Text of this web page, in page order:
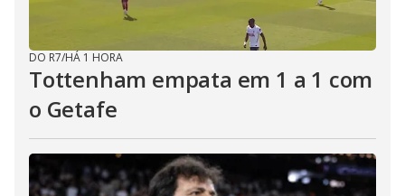
DO R7/HÁ 1 HORA
Tottenham empata em 1 a 1 com
o Getafe